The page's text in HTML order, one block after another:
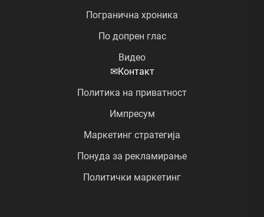
Погранична хроника
По допрен глас
Видео
✉Контакт
Политика на приватност
Импресум
Маркетинг стратегија
Понуда за рекламирање
Политички маркетинг